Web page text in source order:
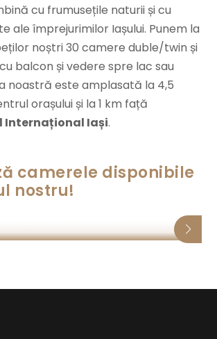
cu frumusețile naturii și cu
ale împrejurimilor Iașului. Punem la
noștri 30 camere duble/twin și
balcon și vedere spre lac sau
noastră este amplasată la 4,5
orașului și la 1 km față
Internațional Iași.
camerele disponibile
nostru!
Apartament